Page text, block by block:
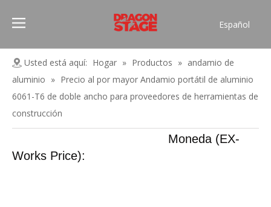
Español
Pусский
Français
العربية
English
Usted está aquí: Hogar » Productos » andamio de
aluminio » Precio al por mayor Andamio portátil de aluminio
6061-T6 de doble ancho para proveedores de herramientas de
construcción
Moneda (EX-
Works Price):